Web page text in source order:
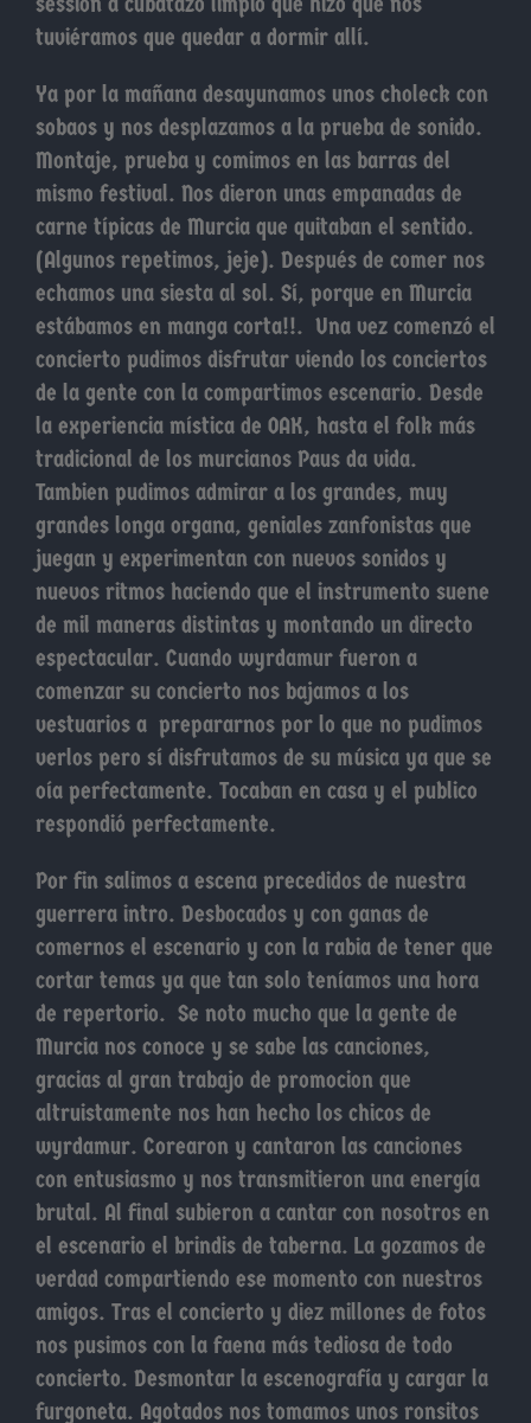
tuviéramos que quedar a dormir allí.
Ya por la mañana desayunamos unos choleck con
sobaos y nos desplazamos a la prueba de sonido.
Montaje, prueba y comimos en las barras del
mismo festival. Nos dieron unas empanadas de
carne típicas de Murcia que quitaban el sentido.
(Algunos repetimos, jeje). Después de comer nos
echamos una siesta al sol. Sí, porque en Murcia
estábamos en manga corta!!. Una vez comenzó el
concierto pudimos disfrutar viendo los conciertos
de la gente con la compartimos escenario. Desde
la experiencia mística de OAK, hasta el folk más
tradicional de los murcianos Paus da vida.
Tambien pudimos admirar a los grandes, muy
grandes longa organa, geniales zanfonistas que
juegan y experimentan con nuevos sonidos y
nuevos ritmos haciendo que el instrumento suene
de mil maneras distintas y montando un directo
espectacular. Cuando wyrdamur fueron a
comenzar su concierto nos bajamos a los
vestuarios a prepararnos por lo que no pudimos
verlos pero sí disfrutamos de su música ya que se
oía perfectamente. Tocaban en casa y el publico
respondió perfectamente.
Por fin salimos a escena precedidos de nuestra
guerrera intro. Desbocados y con ganas de
comernos el escenario y con la rabia de tener que
cortar temas ya que tan solo teníamos una hora
de repertorio. Se noto mucho que la gente de
Murcia nos conoce y se sabe las canciones,
gracias al gran trabajo de promocion que
altruistamente nos han hecho los chicos de
wyrdamur. Corearon y cantaron las canciones
con entusiasmo y nos transmitieron una energía
brutal. Al final subieron a cantar con nosotros en
el escenario el brindis de taberna. La gozamos de
verdad compartiendo ese momento con nuestros
amigos. Tras el concierto y diez millones de fotos
nos pusimos con la faena más tediosa de todo
concierto. Desmontar la escenografía y cargar la
furgoneta. Agotados nos tomamos unos ronsitos